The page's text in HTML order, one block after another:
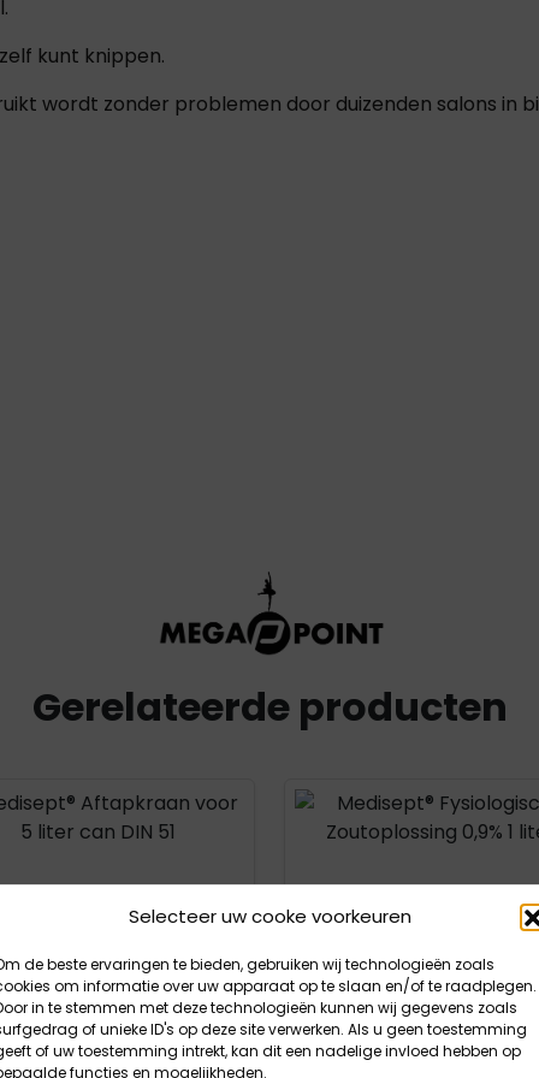
Selecteer uw cooke voorkeuren
de beste ervaringen te bieden, gebruiken wij technologieën zoals
om informatie over uw apparaat op te slaan en/of te raadplegen.
in te stemmen met deze technologieën kunnen wij gegevens zoals
of unieke ID's op deze site verwerken. Als u geen toestemming
of uw toestemming intrekt, kan dit een nadelige invloed hebben op
functies en mogelijkheden.
kunt knippen.
wordt zonder problemen door duizenden salons in
Gerelateerde producten
openen Product openen